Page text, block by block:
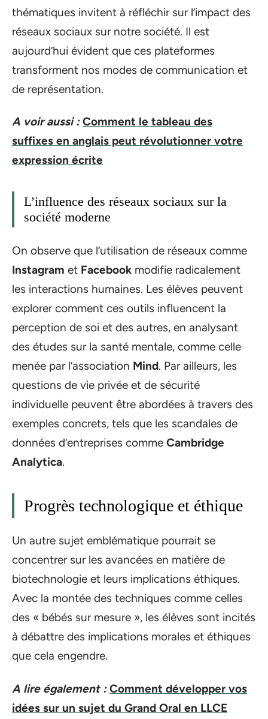
thématiques invitent à réfléchir sur l’impact des
réseaux sociaux sur notre société. Il est
aujourd’hui évident que ces plateformes
transforment nos modes de communication et
de représentation.
A voir aussi : Comment le tableau des
suffixes en anglais peut révolutionner votre
expression écrite
L’influence des réseaux sociaux sur la
société moderne
On observe que l’utilisation de réseaux comme
Instagram et Facebook modifie radicalement
les interactions humaines. Les élèves peuvent
explorer comment ces outils influencent la
perception de soi et des autres, en analysant
des études sur la santé mentale, comme celle
menée par l’association Mind. Par ailleurs, les
questions de vie privée et de sécurité
individuelle peuvent être abordées à travers des
exemples concrets, tels que les scandales de
données d’entreprises comme Cambridge
Analytica.
Progrès technologique et éthique
Un autre sujet emblématique pourrait se
concentrer sur les avancées en matière de
biotechnologie et leurs implications éthiques.
Avec la montée des techniques comme celles
des « bébés sur mesure », les élèves sont incités
à débattre des implications morales et éthiques
que cela engendre.
A lire également : Comment développer vos
idées sur un sujet du Grand Oral en LLCE